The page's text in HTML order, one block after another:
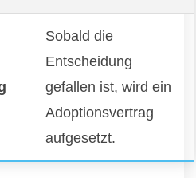
Sobald die
Entscheidung
gefallen ist, wird ein
Adoptionsvertrag
aufgesetzt.